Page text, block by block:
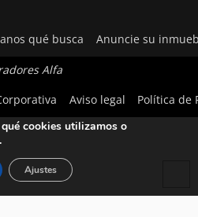
qué busca Anuncie su
Alfa
Aviso legal Política de
la mejor experiencia en
cookies utilizamos o
.
Ajustes